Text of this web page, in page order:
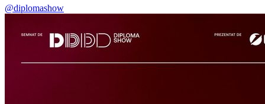
@diplomashow